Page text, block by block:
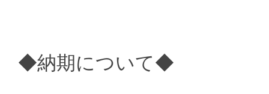
◆納期について◆